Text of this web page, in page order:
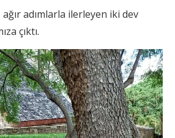
adımlarla ilerleyen iki dev
çıktı.